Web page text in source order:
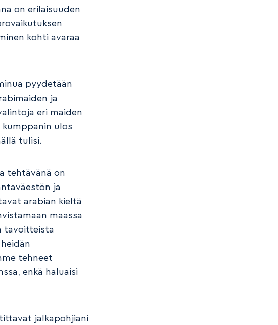
on erilaisuuden
kohti avaraa
pyydetään
ja
eri maiden
kumppanin ulos
tulisi.
tehtävänä on
ja
arabian kieltä
maassa
tavoitteista
tehneet
enkä haluaisi
jalkapohjiani